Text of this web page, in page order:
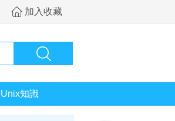
加入收藏
Unix知識